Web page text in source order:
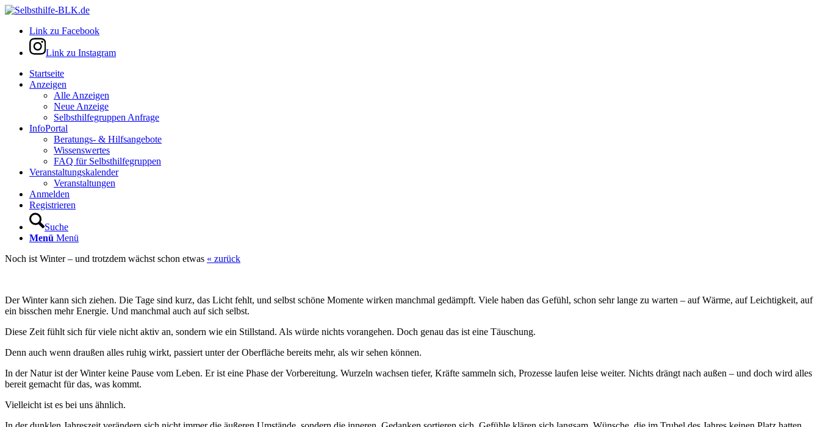
Link zu Facebook
Link zu Instagram
Startseite
Anzeigen
Alle Anzeigen
Neue Anzeige
Selbsthilfegruppen Anfrage
InfoPortal
Beratungs- & Hilfsangebote
Wissenswertes
FAQ für Selbsthilfegruppen
Veranstaltungskalender
Veranstaltungen
Anmelden
Registrieren
Suche
Menü Menü
Noch ist Winter – und trotzdem wächst schon etwas « zurück
Der Winter kann sich ziehen. Die Tage sind kurz, das Licht fehlt, und selbst schöne Momente wirken manchmal gedämpft. Viele haben das Gefühl, schon sehr lange zu warten – auf Wärme, auf Leichtigkeit, auf
ein bisschen mehr Energie. Und manchmal auch auf sich selbst.
Diese Zeit fühlt sich für viele nicht aktiv an, sondern wie ein Stillstand. Als würde nichts vorangehen. Doch genau das ist eine Täuschung.
Denn auch wenn draußen alles ruhig wirkt, passiert unter der Oberfläche bereits mehr, als wir sehen können.
In der Natur ist der Winter keine Pause vom Leben. Er ist eine Phase der Vorbereitung. Wurzeln wachsen tiefer, Kräfte sammeln sich, Prozesse laufen leise weiter. Nichts drängt nach außen – und doch wird alles
bereit gemacht für das, was kommt.
Vielleicht ist es bei uns ähnlich.